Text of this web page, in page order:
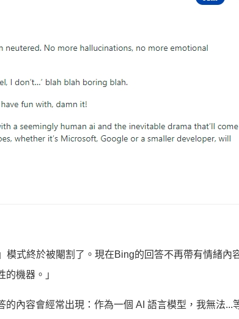
式終於被閹割了。現在Bing的回答不再帶有情緒內
機器。」
內容會經常出現：作為一個 AI 語言模型，我無法...